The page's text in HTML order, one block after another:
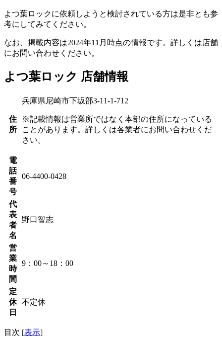
よつ葉ロックに依頼しようと検討されている方は是非とも参
考にしてみてください。
なお、掲載内容は2024年11月時点の情報です。詳しくは店舗
にお問い合わせください。
よつ葉ロック 店舗情報
住
所
兵庫県尼崎市下坂部3-11-1-712
※記載情報は営業所ではなく本部の住所になっている
ことがあります。詳しくは各業者にお問い合わせくだ
さい。
電
話
番
号
06-4400-0428
代
表
者
名
野口智志
営
業
時
間
9：00～18：00
定
休
日
不定休
目次 [表示]